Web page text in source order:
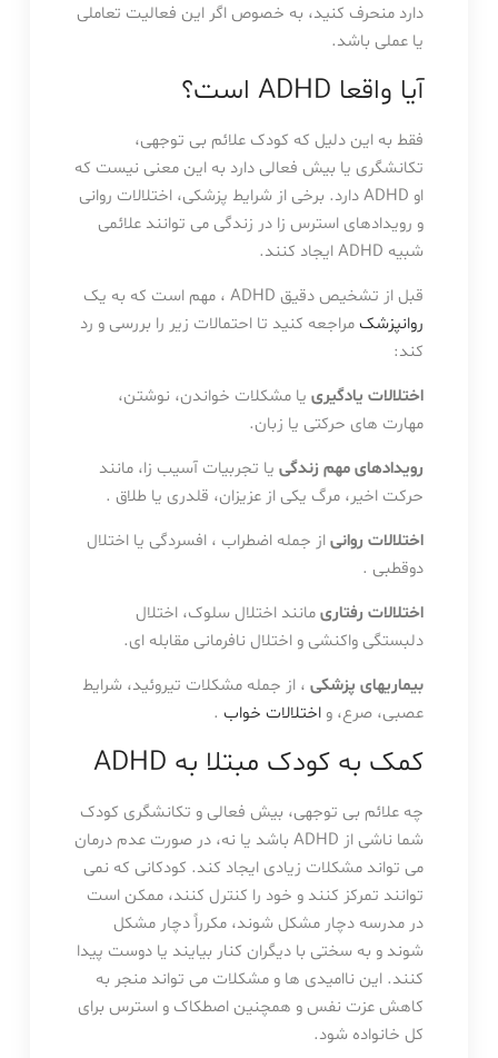
دارد منحرف کنید، به خصوص اگر این فعالیت تعاملی
یا عملی باشد.
آیا واقعا ADHD است؟
فقط به این دلیل که کودک علائم بی توجهی،
تکانشگری یا بیش فعالی دارد به این معنی نیست که
او ADHD دارد. برخی از شرایط پزشکی، اختلالات روانی
و رویدادهای استرس زا در زندگی می توانند علائمی
شبیه ADHD ایجاد کنند.
قبل از تشخیص دقیق ADHD ، مهم است که به یک
روانپزشکمراجعه کنید تا احتمالات زیر را بررسی و رد
کند:
اختلالات یادگیرییا مشکلات خواندن، نوشتن،
مهارت های حرکتی یا زبان.
رویدادهای مهم زندگییا تجربیات آسیب زا، مانند
حرکت اخیر، مرگ یکی از عزیزان، قلدری یا طلاق .
اختلالات روانیاز جمله اضطراب ، افسردگی یا اختلال
دوقطبی .
اختلالات رفتاریمانند اختلال سلوک، اختلال
دلبستگی واکنشی و اختلال نافرمانی مقابله ای.
بیماریهای پزشکی، از جمله مشکلات تیروئید، شرایط
عصبی، صرع، و اختلالات خواب.
کمک به کودک مبتلا به ADHD
چه علائم بی توجهی، بیش فعالی و تکانشگری کودک
شما ناشی از ADHD باشد یا نه، در صورت عدم درمان
می تواند مشکلات زیادی ایجاد کند. کودکانی که نمی
توانند تمرکز کنند و خود را کنترل کنند، ممکن است
در مدرسه دچار مشکل شوند، مکرراً دچار مشکل
شوند و به سختی با دیگران کنار بیایند یا دوست پیدا
کنند. این ناامیدی ها و مشکلات می تواند منجر به
کاهش عزت نفس و همچنین اصطکاک و استرس برای
کل خانواده شود.